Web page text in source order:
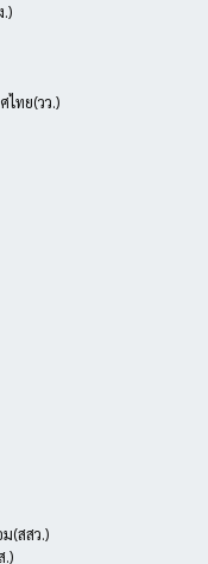
ไทย(วว.)
(สสว.)
.)